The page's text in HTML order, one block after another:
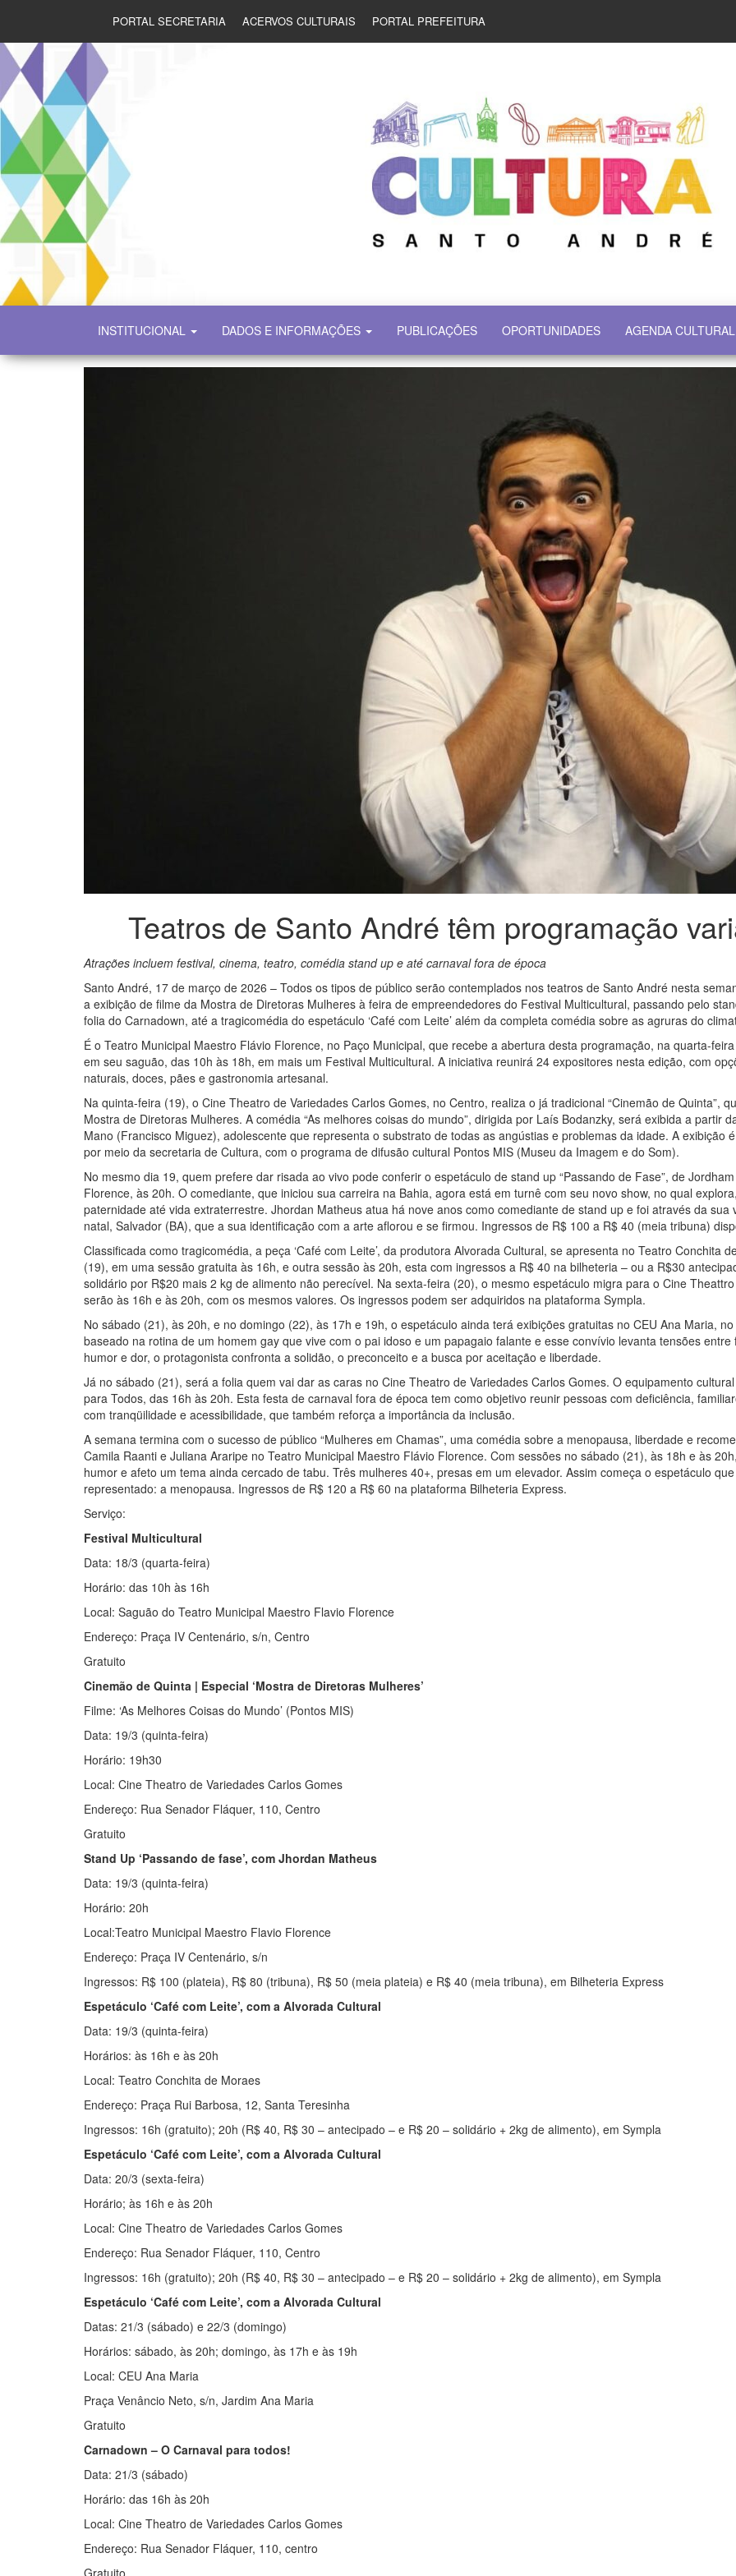
PORTAL SECRETARIA ACERVOS CULTURAIS PORTAL PREFEITURA
SECULT
INSTITUCIONAL DADOS E INFORMAÇÕES PUBLICAÇÕES OPORTUNIDADES AGENDA CULTURAL
Teatros de Santo André têm programação
Atrações incluem festival, cinema, teatro, comédia stand up e até carnaval fora de época
Santo André, 17 de março de 2026 – Todos os tipos de público serão contemplados nos teatros de Santo André nesta
a exibição de filme da Mostra de Diretoras Mulheres à feira de empreendedores do Festival Multicultural, passando pelo
folia do Carnadown, até a tragicomédia do espetáculo ‘Café com Leite’ além da completa comédia sobre as agruras do
É o Teatro Municipal Maestro Flávio Florence, no Paço Municipal, que recebe a abertura desta programação, na quarta-
em seu saguão, das 10h às 18h, em mais um Festival Multicultural. A iniciativa reunirá 24 expositores nesta edição, com
naturais, doces, pães e gastronomia artesanal.
Na quinta-feira (19), o Cine Theatro de Variedades Carlos Gomes, no Centro, realiza o já tradicional “Cinemão de Quinta”,
Mostra de Diretoras Mulheres. A comédia “As melhores coisas do mundo”, dirigida por Laís Bodanzky, será exibida a partir
Mano (Francisco Miguez), adolescente que representa o substrato de todas as angústias e problemas da idade. A exibição
por meio da secretaria de Cultura, com o programa de difusão cultural Pontos MIS (Museu da Imagem e do Som).
No mesmo dia 19, quem prefere dar risada ao vivo pode conferir o espetáculo de stand up “Passando de Fase”, de
Florence, às 20h. O comediante, que iniciou sua carreira na Bahia, agora está em turnê com seu novo show, no qual
paternidade até vida extraterrestre. Jhordan Matheus atua há nove anos como comediante de stand up e foi através da
natal, Salvador (BA), que a sua identificação com a arte aflorou e se firmou. Ingressos de R$ 100 a R$ 40 (meia tribuna)
Classificada como tragicomédia, a peça ‘Café com Leite’, da produtora Alvorada Cultural, se apresenta no Teatro Conchita
(19), em uma sessão gratuita às 16h, e outra sessão às 20h, esta com ingressos a R$ 40 na bilheteria – ou a R$30
solidário por R$20 mais 2 kg de alimento não perecível. Na sexta-feira (20), o mesmo espetáculo migra para o Cine
serão às 16h e às 20h, com os mesmos valores. Os ingressos podem ser adquiridos na plataforma Sympla.
No sábado (21), às 20h, e no domingo (22), às 17h e 19h, o espetáculo ainda terá exibições gratuitas no CEU Ana Maria,
baseado na rotina de um homem gay que vive com o pai idoso e um papagaio falante e esse convívio levanta tensões
humor e dor, o protagonista confronta a solidão, o preconceito e a busca por aceitação e liberdade.
Já no sábado (21), será a folia quem vai dar as caras no Cine Theatro de Variedades Carlos Gomes. O equipamento
para Todos, das 16h às 20h. Esta festa de carnaval fora de época tem como objetivo reunir pessoas com deficiência,
com tranqüilidade e acessibilidade, que também reforça a importância da inclusão.
A semana termina com o sucesso de público “Mulheres em Chamas”, uma comédia sobre a menopausa, liberdade e
Camila Raanti e Juliana Araripe no Teatro Municipal Maestro Flávio Florence. Com sessões no sábado (21), às 18h e às
humor e afeto um tema ainda cercado de tabu. Três mulheres 40+, presas em um elevador. Assim começa o espetáculo
representado: a menopausa. Ingressos de R$ 120 a R$ 60 na plataforma Bilheteria Express.
Serviço:
Festival Multicultural
Data: 18/3 (quarta-feira)
Horário: das 10h às 16h
Local: Saguão do Teatro Municipal Maestro Flavio Florence
Endereço: Praça IV Centenário, s/n, Centro
Gratuito
Cinemão de Quinta | Especial ‘Mostra de Diretoras Mulheres’
Filme: ‘As Melhores Coisas do Mundo’ (Pontos MIS)
Data: 19/3 (quinta-feira)
Horário: 19h30
Local: Cine Theatro de Variedades Carlos Gomes
Endereço: Rua Senador Fláquer, 110, Centro
Gratuito
Stand Up ‘Passando de fase’, com Jhordan Matheus
Data: 19/3 (quinta-feira)
Horário: 20h
Local:Teatro Municipal Maestro Flavio Florence
Endereço: Praça IV Centenário, s/n
Ingressos: R$ 100 (plateia), R$ 80 (tribuna), R$ 50 (meia plateia) e R$ 40 (meia tribuna), em Bilheteria Express
Espetáculo ‘Café com Leite’, com a Alvorada Cultural
Data: 19/3 (quinta-feira)
Horários: às 16h e às 20h
Local: Teatro Conchita de Moraes
Endereço: Praça Rui Barbosa, 12, Santa Teresinha
Ingressos: 16h (gratuito); 20h (R$ 40, R$ 30 – antecipado – e R$ 20 – solidário + 2kg de alimento), em Sympla
Espetáculo ‘Café com Leite’, com a Alvorada Cultural
Data: 20/3 (sexta-feira)
Horário; às 16h e às 20h
Local: Cine Theatro de Variedades Carlos Gomes
Endereço: Rua Senador Fláquer, 110, Centro
Ingressos: 16h (gratuito); 20h (R$ 40, R$ 30 – antecipado – e R$ 20 – solidário + 2kg de alimento), em Sympla
Espetáculo ‘Café com Leite’, com a Alvorada Cultural
Datas: 21/3 (sábado) e 22/3 (domingo)
Horários: sábado, às 20h; domingo, às 17h e às 19h
Local: CEU Ana Maria
Praça Venâncio Neto, s/n, Jardim Ana Maria
Gratuito
Carnadown – O Carnaval para todos!
Data: 21/3 (sábado)
Horário: das 16h às 20h
Local: Cine Theatro de Variedades Carlos Gomes
Endereço: Rua Senador Fláquer, 110, centro
Gratuito